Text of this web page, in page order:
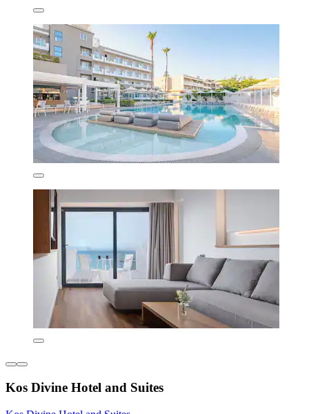
Kos Divine Hotel and Suites